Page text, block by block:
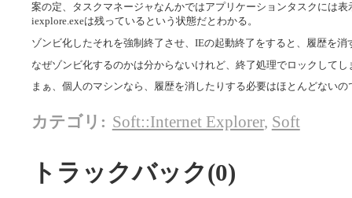
案の定、タスクマネージャなんかではアプリケーションタスクには
iexplore.exeは残っているという状態だとわかる。
ゾンビ化したそれを強制終了させ、IEの起動終了をすると、履歴を
なぜゾンビ化するのかは分からないけれど、終了処理でロックして
まぁ、個人のマシンなら、履歴を消したりする必要はほとんどない
カテゴリ : Soft::Internet Explorer, Soft
トラックバック(0)